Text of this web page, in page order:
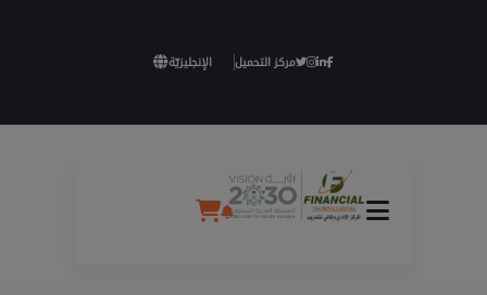
مركز التحميل الإنجليزيّة